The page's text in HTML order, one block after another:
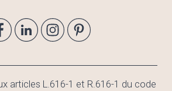
articles L.616-1 et R.616-1 du code